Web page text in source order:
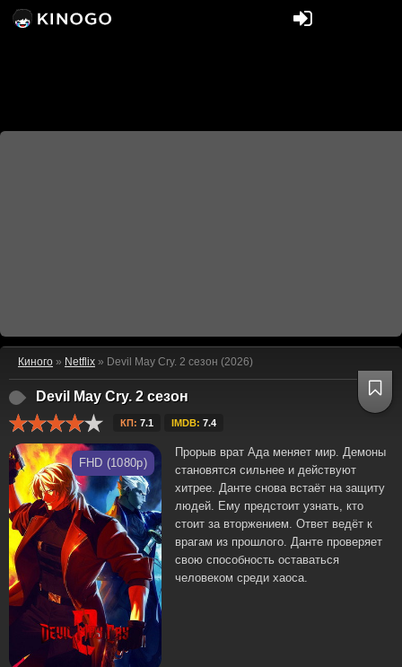
Киного » Netflix » Devil May Cry. 2 сезон (2026)
Devil May Cry. 2 сезон
КП: 7.1 IMDB: 7.4
FHD (1080p)
Прорыв врат Ада меняет мир. Демоны
становятся сильнее и действуют
хитрее. Данте снова встаёт на защиту
людей. Ему предстоит узнать, кто
стоит за вторжением. Ответ ведёт к
врагам из прошлого. Данте проверяет
свою способность оставаться
человеком среди хаоса.